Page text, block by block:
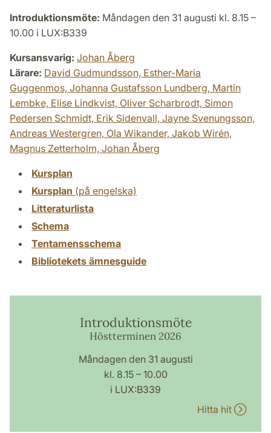
Introduktionsmöte: Måndagen den 31 augusti kl. 8.15 –
10.00 i LUX:B339
Kursansvarig: Johan Åberg
Lärare: David Gudmundsson, Esther-Maria
Guggenmos, Johanna Gustafsson Lundberg, Martin
Lembke, Elise Lindkvist, Oliver Scharbrodt, Simon
Pedersen Schmidt, Erik Sidenvall, Jayne Svenungsson,
Andreas Westergren, Ola Wikander, Jakob Wirén,
Magnus Zetterholm, Johan Åberg
Kursplan
Kursplan (på engelska)
Litteraturlista
Schema
Tentamensschema
Bibliotekets ämnesguide
Introduktionsmöte
Höstterminen 2026
Måndagen den 31 augusti
kl. 8.15 – 10.00
i LUX:B339
Hitta hit